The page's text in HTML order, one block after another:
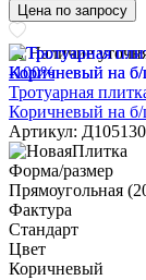
Цена по запросу
Наличие
-100%
Тротуарная
Коричневый на б/
Артикул:
Форма/размер
Прямоугольная
Фактура
Стандарт
Цвет
Коричневый